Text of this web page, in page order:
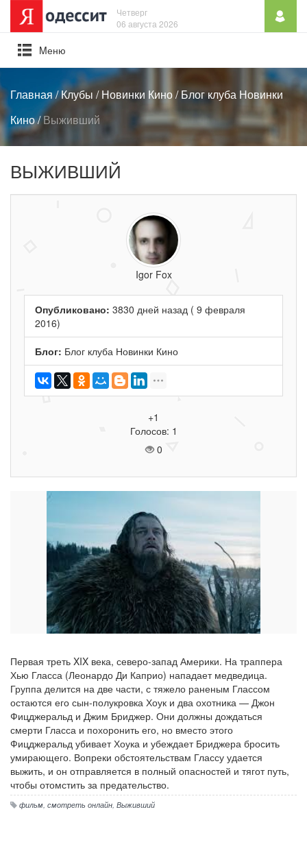
Четверг
06 августа 2026
Mеню
Главная/Клубы /Новинки Кино/Блог клуба Новинки
Кино/Выживший
ВЫЖИВШИЙ
Igor Fox
Опубликовано: 3830 дней назад ( 9 февраля
2016)
Блог: Блог клуба Новинки Кино
+1
Голосов: 1
0
Первая треть XIX века, северо-запад Америки. На траппера
Хью Гласса (Леонардо Ди Каприо) нападает медведица.
Группа делится на две части, с тяжело раненым Глассом
остаются его сын-полукровка Хоук и два охотника — Джон
Фицджеральд и Джим Бриджер. Они должны дождаться
смерти Гласса и похоронить его, но вместо этого
Фицджеральд убивает Хоука и убеждает Бриджера бросить
умирающего. Вопреки обстоятельствам Глассу удается
выжить, и он отправляется в полный опасностей и тягот путь,
чтобы отомстить за предательство.
фильм смотреть онлайн Выживший